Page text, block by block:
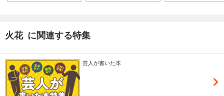
火花 に関連する特集
芸人が書いた本